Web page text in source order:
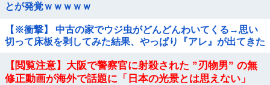
とが発覚ｗｗｗｗｗ
【※衝撃】 中古の家でウジ虫がどんどんわいてくる→思い
切って床板を剥してみた結果、やっぱり『アレ』が出てきた
【閲覧注意】大阪で警察官に射殺された ”刃物男” の無
修正動画が海外で話題に「日本の光景とは思えない」